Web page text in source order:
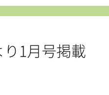
1月号掲載